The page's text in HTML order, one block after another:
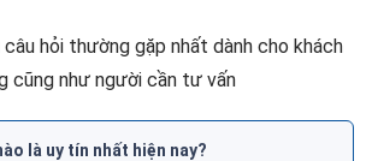
hỏi thường gặp nhất dành cho khách
cũng như người cần tư vấn
là uy tín nhất hiện nay?